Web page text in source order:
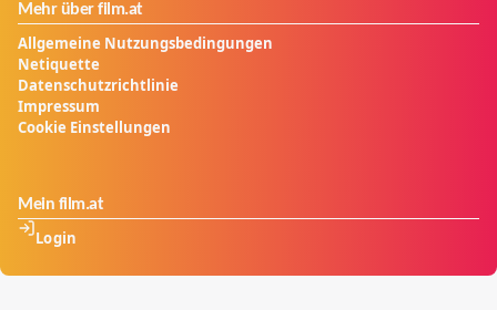
Mehr über film.at
Allgemeine Nutzungsbedingungen
Netiquette
Datenschutzrichtlinie
Impressum
Cookie Einstellungen
Mein film.at
Login